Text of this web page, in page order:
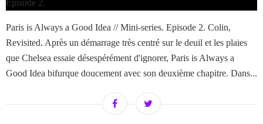
Paris is Always a Good Idea // Mini-series. Episode 2. Colin,
Revisited. Après un démarrage très centré sur le deuil et les plaies
que Chelsea essaie désespérément d'ignorer, Paris is Always a
Good Idea bifurque doucement avec son deuxième chapitre. Dans...